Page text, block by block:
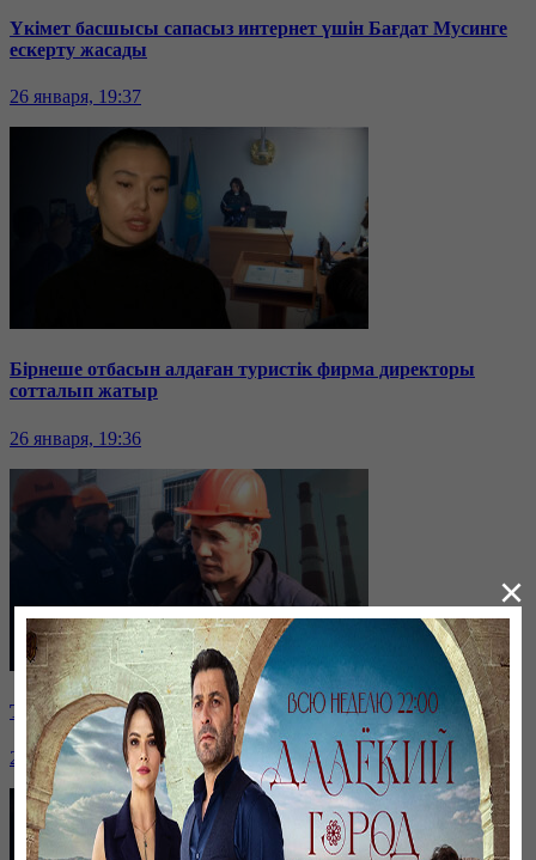
Үкімет басшысы сапасыз интернет үшін Бағдат Мусинге
ескерту жасады
26 января, 19:37
Бірнеше отбасын алдаған туристік фирма директоры
сотталып жатыр
26 января, 19:36
Таразда ТЭЦ қызметкерлері жалақы көтеруді талап етті
26 января, 19:36
×